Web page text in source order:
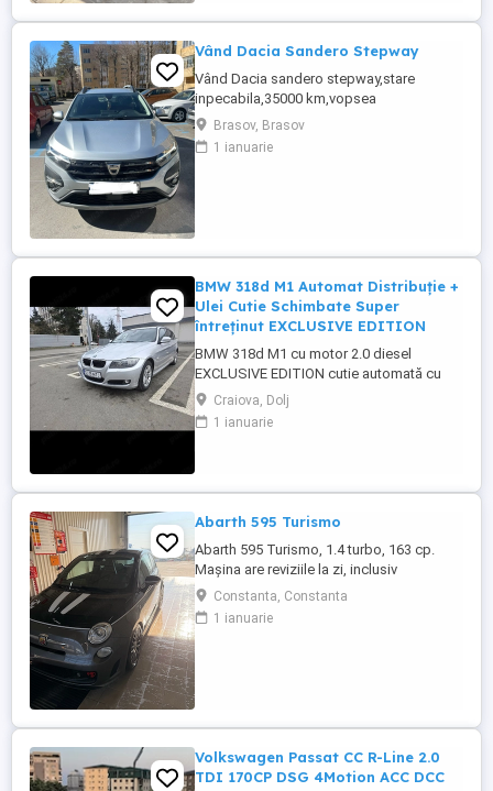
Vând Dacia Sandero Stepway
Vând Dacia sandero stepway,stare
inpecabila,35000 km,vopsea
metalizata,navigatiedin fabrica,gpl din
fabrică incalzire in scaune ,geamuri
electrice ,varianta full option,cauciucuri
Brasov, Brasov
1 ianuarie
BMW 318d M1 Automat Distribuție +
Ulei Cutie Schimbate Super
întreținut EXCLUSIVE EDITION
BMW 318d M1 cu motor 2.0 diesel
EXCLUSIVE EDITION cutie automată cu
mod Sport, an 2012 masină întretinută
corect, cu investiţii importante făcute si
functionare foarte bună. Normă poluare:
Consum redus DOTĂRI: - Geamuri fumurii
Craiova, Dolj
1 ianuarie
Abarth 595 Turismo
Abarth 595 Turismo, 1.4 turbo, 163 cp.
Mașina are reviziile la zi, inclusiv
distribuția schimbată la 120000 km. Are
climă, piele la interior, asistență parcare,
etc.
Constanta, Constanta
1 ianuarie
Volkswagen Passat CC R-Line 2.0
TDI 170CP DSG 4Motion ACC DCC